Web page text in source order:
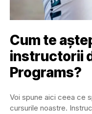
Cum te
instructorii
Programs?
Voi spune aici ceea ce
cursurile noastre.